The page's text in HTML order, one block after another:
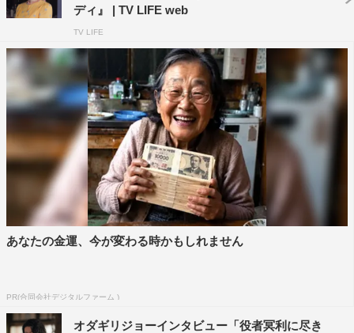
ディ』 | TV LIFE web
TV LIFE
あなたの金運、今が変わる時かもしれません
PR(合同会社デジタルファーム )
オダギリジョーインタビュー「役者冥利に尽き